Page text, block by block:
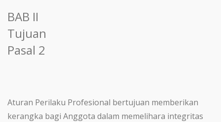
BAB II
Tujuan
Pasal 2
Aturan Perilaku Profesional bertujuan memberikan
kerangka bagi Anggota dalam memelihara integritas